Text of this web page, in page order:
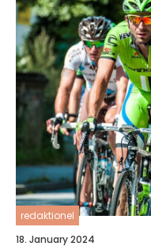
redaktionel
18. January 2024